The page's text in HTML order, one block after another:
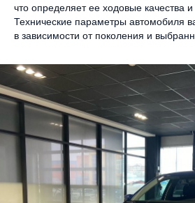
что определяет ее ходовые качества и
Технические параметры автомобиля
в зависимости от поколения и